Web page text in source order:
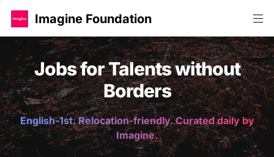
Imagine Foundation
Jobs for Talents without
Borders
English-1st. Relocation-friendly. Curated daily by
Imagine.